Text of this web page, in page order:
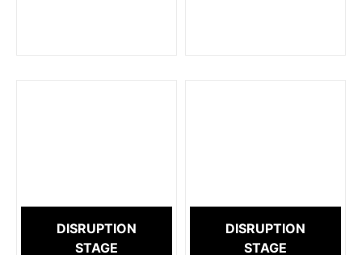
DISRUPTION
STAGE
DISRUPTION
STAGE